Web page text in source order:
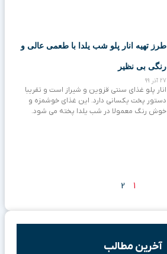
طرز تهیه انار پلو شب یلدا با طعمی عالی و
رنگی بی نظیر
27 آذر 99
انار پلو غذای سنتی قزوین و شیراز است و تقریبا
دستور پخت یکسانی دارد. این غذای خوشمزه و
خوش رنگ معمولا در شب یلدا پخته می شود.
1
2
آخرین مطالب